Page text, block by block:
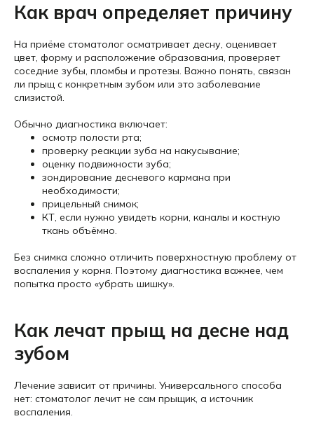
Как врач определяет причину
На приёме стоматолог осматривает десну, оценивает
цвет, форму и расположение образования, проверяет
соседние зубы, пломбы и протезы. Важно понять, связан
ли прыщ с конкретным зубом или это заболевание
слизистой.
Обычно диагностика включает:
осмотр полости рта;
проверку реакции зуба на накусывание;
оценку подвижности зуба;
зондирование десневого кармана при
необходимости;
прицельный снимок;
КТ, если нужно увидеть корни, каналы и костную
ткань объёмно.
Без снимка сложно отличить поверхностную проблему от
воспаления у корня. Поэтому диагностика важнее, чем
попытка просто «убрать шишку».
Как лечат прыщ на десне над
зубом
Лечение зависит от причины. Универсального способа
нет: стоматолог лечит не сам прыщик, а источник
воспаления.